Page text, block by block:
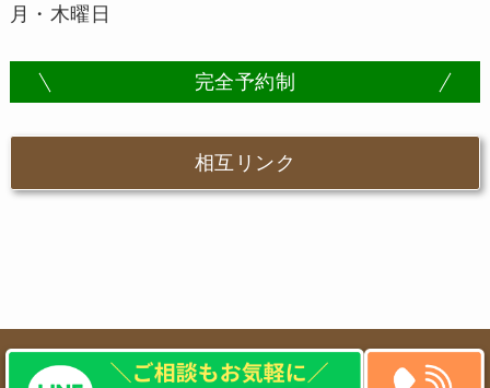
月・木曜日
完全予約制
相互リンク